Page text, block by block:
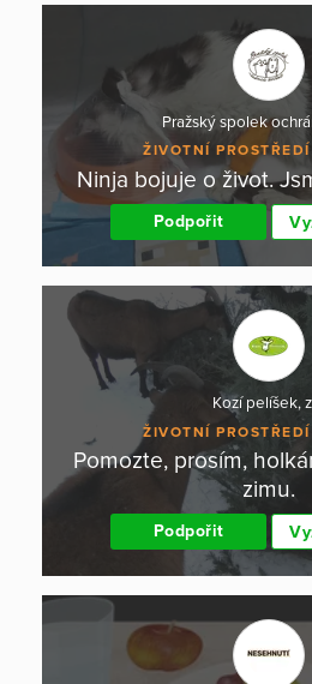
Pražský spolek
ŽIVOTNÍ PROSTŘEDÍ
Ninja bojuje o život.
Podpořit
Kozí pelíšek,
ŽIVOTNÍ PROSTŘEDÍ
Pomozte, prosím,
zimu.
Podpořit